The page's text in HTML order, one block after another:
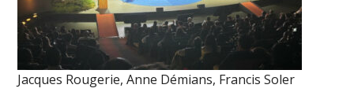
Jacques Rougerie, Anne Démians, Francis Soler